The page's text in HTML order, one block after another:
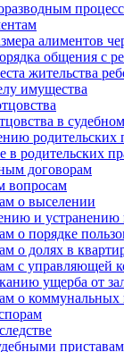
алиментов
общения с
жительства
имущества
в
родительских
в родительских
договорам
о выселении
и устранению
о порядке
о долях в
с управляющей
ущерба от
о коммунальных